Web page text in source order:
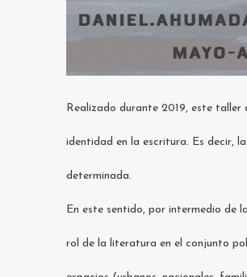
Realizado durante 2019, este
identidad en la escritura. Es decir,
determinada.
En este sentido, por intermedio de
rol de la literatura en el conjunto